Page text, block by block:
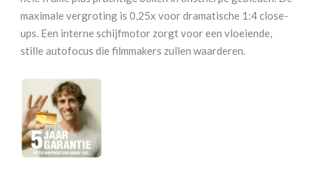
aantal
maximale vergroting is 0,25x voor dramatische 1:4 close-
ups. Een interne schijfmotor zorgt voor een vloeiende,
stille autofocus die filmmakers zullen waarderen.